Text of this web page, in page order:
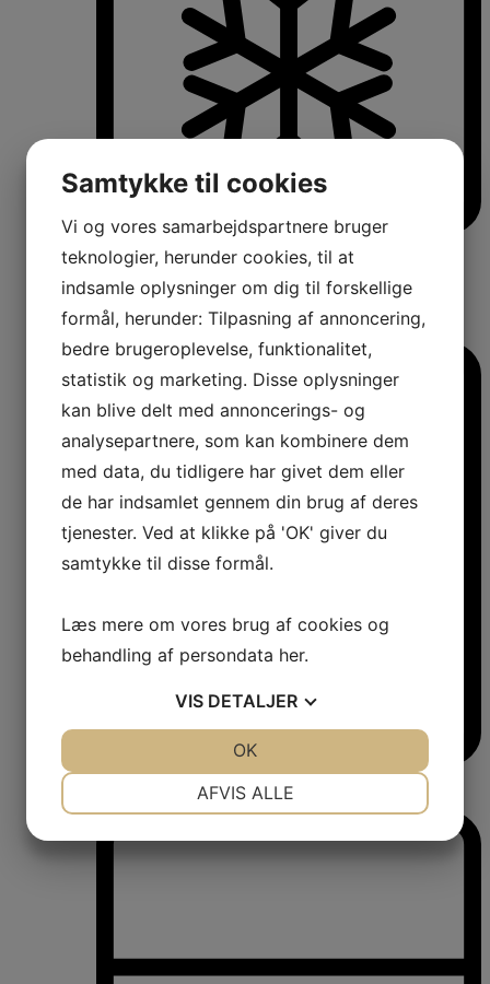
Køle-/fryseskabe
Fritstående køle-/fryseskabe
Integrerbare køle-/fryseskabe
Køleskabe med fryseboks
Amerikanerkøleskabe
Vinkøleskabe
Vinkøleskabe
Samtykke til cookies
Vi og vores samarbejdspartnere bruger
teknologier, herunder cookies, til at
indsamle oplysninger om dig til forskellige
formål, herunder: Tilpasning af annoncering,
bedre brugeroplevelse, funktionalitet,
statistik og marketing. Disse oplysninger
kan blive delt med annoncerings- og
analysepartnere, som kan kombinere dem
med data, du tidligere har givet dem eller
de har indsamlet gennem din brug af deres
tjenester. Ved at klikke på 'OK' giver du
samtykke til disse formål.
Læs mere om vores brug af cookies og
behandling af persondata her.
VIS DETALJER
AFVIS ALLE
OK